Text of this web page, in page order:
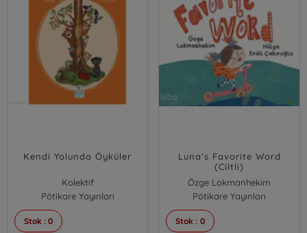
Kendi Yolunda Öyküler
Kolektif
Pötikare Yayınları
Stok : 0
Luna's Favorite Word
(Ciltli)
Özge Lokmanhekim
Pötikare Yayınları
Stok : 0